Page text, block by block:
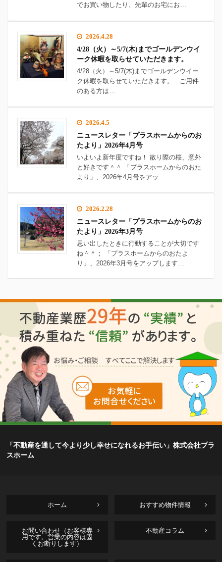
でお買い物したり、先輩のお宅にお…
2026.4.28
4/28（火）～5/7(木)までゴールデンウイ
ーク休暇を取らせていただきます。
4/28（火）～5/7(木)までゴールデンウイー
ク休暇を取らせていただきます。 ご用件
のある方は…
2026.4.5
ニュースレター「プラスホームからのお
たより」2026年4月号
いよいよ新年度ですね！ 散り際の桜、意外
と好きです＾＾ 「プラスホームからのおた
より」、2026年4月号をアッ…
2026.2.28
ニュースレター「プラスホームからのお
たより」2026年3月号
思い出したときに行動することが大切です
ね＾＾； 「プラスホームからのおたよ
り」、2026年3月号をアップします…
「不動産を通して今より少し幸せになれるお手伝い」株式会社プラ
スホーム
ホーム おすすめ物件情報
お問い合わせ（お客様専
用です。営業の内容は固
くお断りします）
不動産コラム